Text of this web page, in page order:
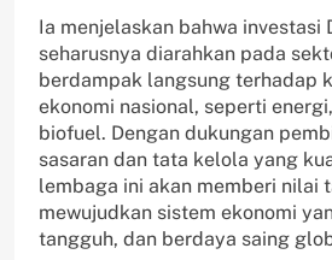
Ia menjelaskan bahwa investasi
seharusnya diarahkan pada
berdampak langsung terhadap
ekonomi nasional, seperti
biofuel. Dengan dukungan
sasaran dan tata kelola yang
lembaga ini akan memberi nilai
mewujudkan sistem ekonomi
tangguh, dan berdaya saing